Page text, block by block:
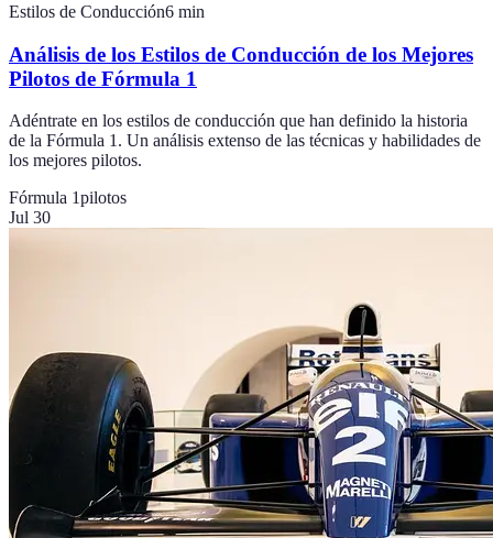
Estilos de Conducción6 min
Análisis de los Estilos de Conducción de los Mejores
Pilotos de Fórmula 1
Adéntrate en los estilos de conducción que han definido la historia
de la Fórmula 1. Un análisis extenso de las técnicas y habilidades de
los mejores pilotos.
Fórmula 1pilotos
Jul 30